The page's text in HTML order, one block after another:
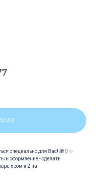
специально для Вас! 🎁🎈✨
и оформление - сделать
хром и 2 па